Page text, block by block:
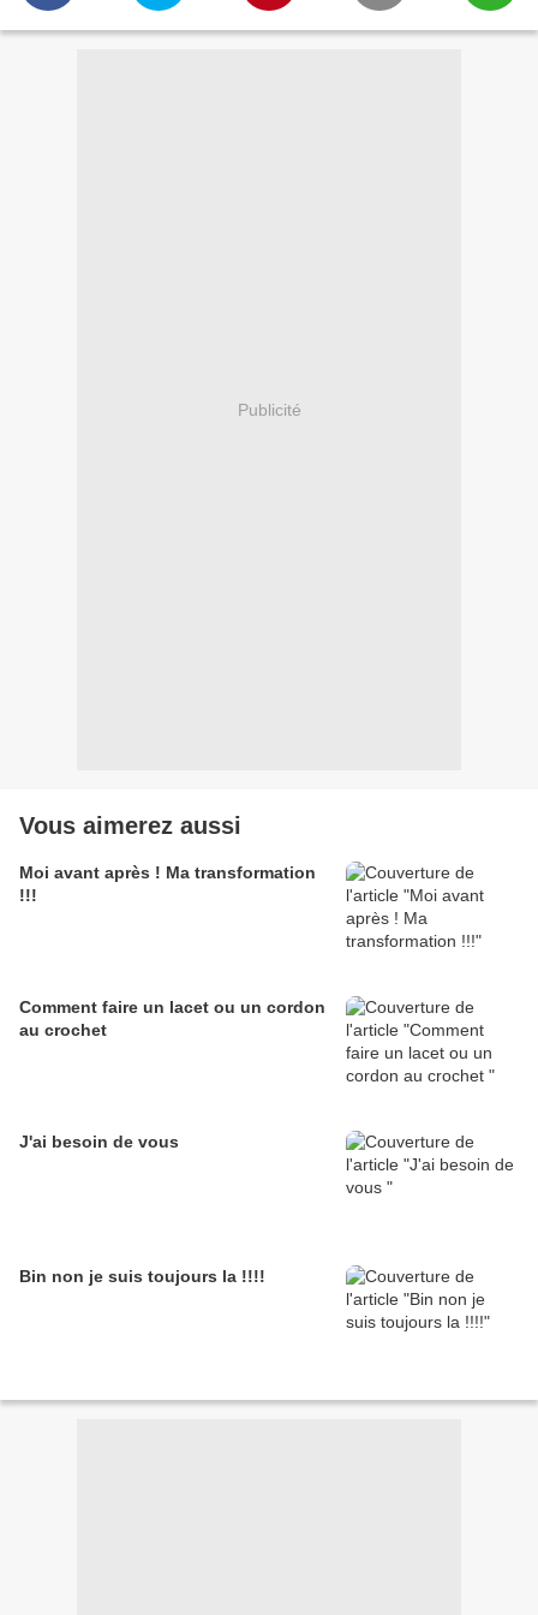
Publicité
Vous aimerez aussi
Moi avant après ! Ma transformation
!!!
Comment faire un lacet ou un cordon
au crochet
J'ai besoin de vous
Bin non je suis toujours la !!!!